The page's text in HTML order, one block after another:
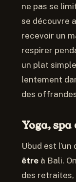
ne pas se
se découvre
recevoir un
respirer
un plat
lentement
des
Yoga,
Ubud est
être à Bali.
des retraites,